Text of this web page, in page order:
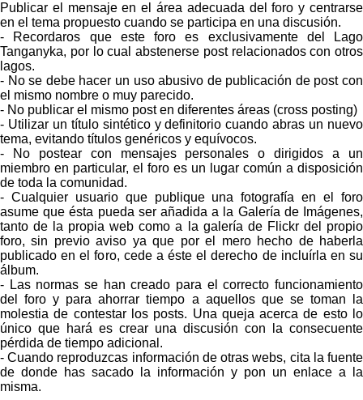
Publicar el mensaje en el área adecuada del foro y centrarse
en el tema propuesto cuando se participa en una discusión.
- Recordaros que este foro es exclusivamente del Lago
Tanganyka, por lo cual abstenerse post relacionados con otros
lagos.
- No se debe hacer un uso abusivo de publicación de post con
el mismo nombre o muy parecido.
- No publicar el mismo post en diferentes áreas (cross posting)
- Utilizar un título sintético y definitorio cuando abras un nuevo
tema, evitando títulos genéricos y equívocos.
- No postear con mensajes personales o dirigidos a un
miembro en particular, el foro es un lugar común a disposición
de toda la comunidad.
- Cualquier usuario que publique una fotografía en el foro
asume que ésta pueda ser añadida a la Galería de Imágenes,
tanto de la propia web como a la galería de Flickr del propio
foro, sin previo aviso ya que por el mero hecho de haberla
publicado en el foro, cede a éste el derecho de incluírla en su
álbum.
- Las normas se han creado para el correcto funcionamiento
del foro y para ahorrar tiempo a aquellos que se toman la
molestia de contestar los posts. Una queja acerca de esto lo
único que hará es crear una discusión con la consecuente
pérdida de tiempo adicional.
- Cuando reproduzcas información de otras webs, cita la fuente
de donde has sacado la información y pon un enlace a la
misma.